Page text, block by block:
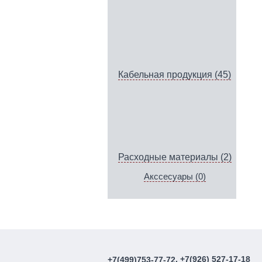
Кабельная продукция (45)
Расходные материалы (2)
Акссесуары (0)
+7(499)753-77-72, +7(926) 527-17-18